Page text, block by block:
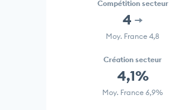
Compétition secteur
4
Moy. France 4,8
Création secteur
4,1%
Moy. France 6,9%